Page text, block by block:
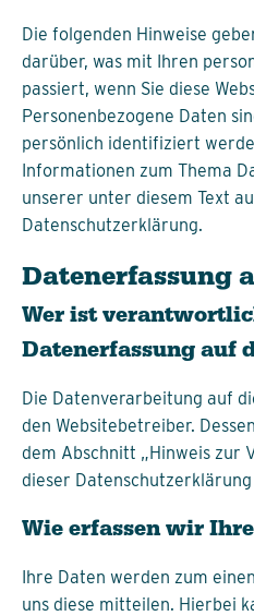
Die folgenden Hinweise
darüber, was mit Ihren
passiert, wenn Sie diese
Personenbezogene Daten
persönlich identifiziert
Informationen zum Thema
unserer unter diesem Text
Datenschutzerklärung.
Datenerfassung
Wer ist
Datenerfassung auf
Die Datenverarbeitung auf
den Websitebetreiber.
dem Abschnitt „Hinweis zur
dieser
Wie erfassen wir
Ihre Daten werden zum
uns diese mitteilen. Hierbei